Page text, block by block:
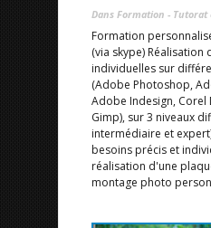
Dans Formation - Tutorat
Formation
(via skype)
individuelles sur
(Adobe Photoshop,
Adobe Indesign, Corel
Gimp), sur 3 niveaux
intermédiaire et
besoins précis et
réalisation d'une
montage photo